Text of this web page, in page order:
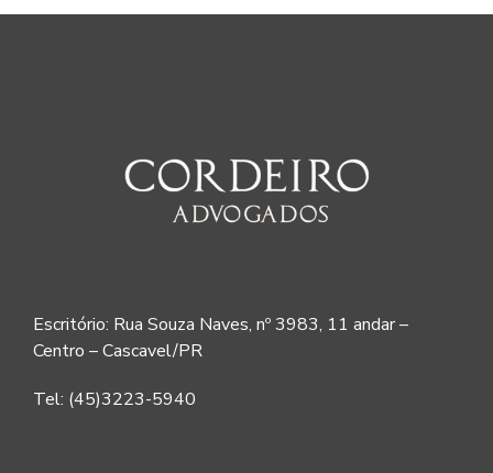
Escritório: Rua Souza Naves, nº 3983, 11 andar –
Centro – Cascavel/PR
Tel: (45)3223-5940